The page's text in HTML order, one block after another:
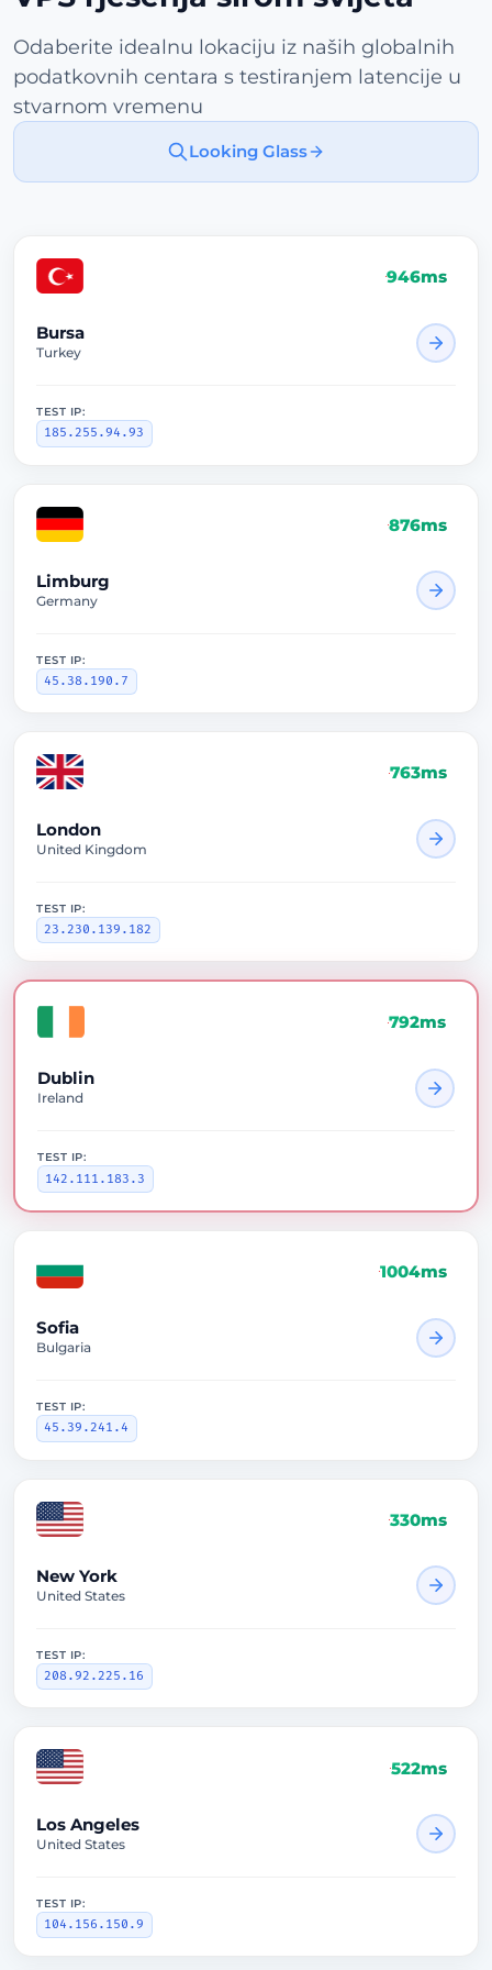
Odaberite idealnu lokaciju iz naših globalnih
podatkovnih centara s testiranjem latencije u
stvarnom vremenu
Looking Glass
946ms
Bursa
Turkey
TEST IP:
185.255.94.93
876ms
Limburg
Germany
TEST IP:
45.38.190.7
763ms
London
United Kingdom
TEST IP:
23.230.139.182
792ms
Dublin
Ireland
TEST IP:
142.111.183.3
1004ms
Sofia
Bulgaria
TEST IP:
45.39.241.4
330ms
New York
United States
TEST IP:
208.92.225.16
522ms
Los Angeles
United States
TEST IP:
104.156.150.9